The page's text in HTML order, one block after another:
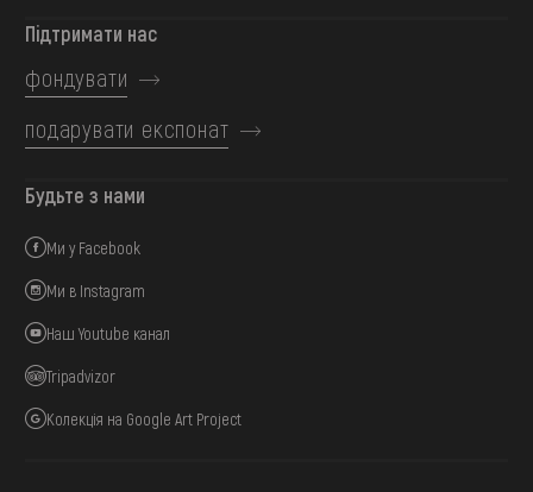
Підтримати нас
фондувати
подарувати експонат
Будьте з нами
Ми у Facebook
Ми в Instagram
Наш Youtube канал
Tripadvizor
Колекція на Google Art Project